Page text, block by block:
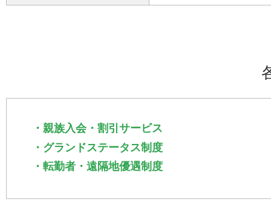
・親族入会・割引サービス
・グランドステータス制度
・転勤者・遠隔地優遇制度